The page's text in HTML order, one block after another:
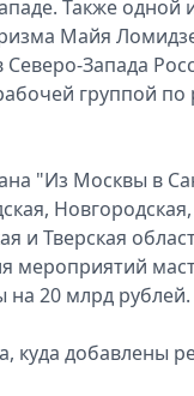
Также одной
Майя
Запада
группой
"Из Москвы в
Тверская
на 20 млрд рублей.
куда добавлены